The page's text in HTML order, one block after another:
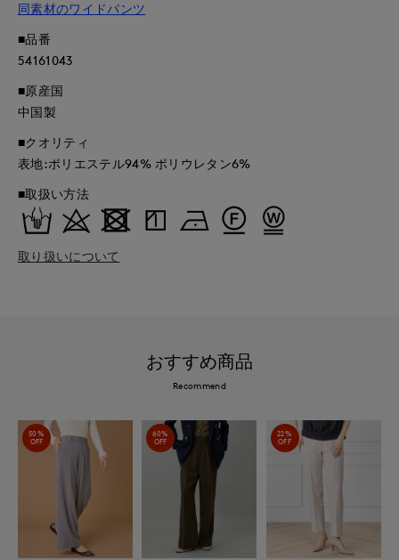
同素材のワイドパンツ
■品番
54161043
■原産国
中国製
■クオリティ
表地:ポリエステル94% ポリウレタン6%
■取扱い方法
取り扱いについて
おすすめ商品
Recommend
50%
OFF
60%
OFF
22%
OFF